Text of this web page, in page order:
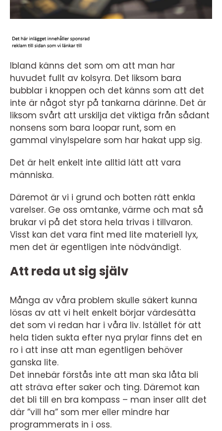
Ibland känns det som om att man har
huvudet fullt av kolsyra. Det liksom bara
bubblar i knoppen och det känns som att det
inte är något styr på tankarna därinne. Det är
liksom svårt att urskilja det viktiga från sådant
nonsens som bara loopar runt, som en
gammal vinylspelare som har hakat upp sig.
Det är helt enkelt inte alltid lätt att vara
människa.
Däremot är vi i grund och botten rätt enkla
varelser. Ge oss omtanke, värme och mat så
brukar vi på det stora hela trivas i tillvaron.
Visst kan det vara fint med lite materiell lyx,
men det är egentligen inte nödvändigt.
Att reda ut sig själv
Många av våra problem skulle säkert kunna
lösas av att vi helt enkelt börjar värdesätta
det som vi redan har i våra liv. Istället för att
hela tiden sukta efter nya prylar finns det en
ro i att inse att man egentligen behöver
ganska lite.
Det innebär förstås inte att man ska låta bli
att sträva efter saker och ting. Däremot kan
det bli till en bra kompass – man inser allt det
där ”vill ha” som mer eller mindre har
programmerats in i oss.